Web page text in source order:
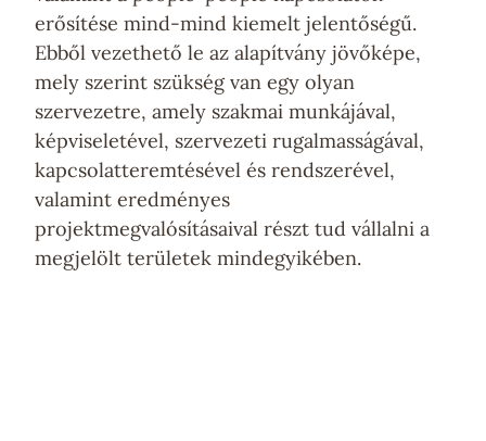
erősítése mind-mind kiemelt jelentőségű.
Ebből vezethető le az alapítvány jövőképe,
mely szerint szükség van egy olyan
szervezetre, amely szakmai munkájával,
képviseletével, szervezeti rugalmasságával,
kapcsolatteremtésével és rendszerével,
valamint eredményes
projektmegvalósításaival részt tud vállalni a
megjelölt területek mindegyikében.